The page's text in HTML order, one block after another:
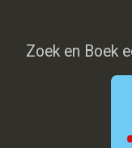
Zoek en Boek